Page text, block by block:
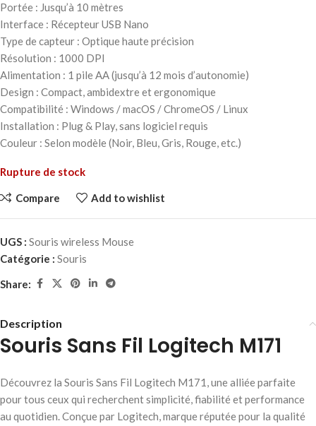
Portée : Jusqu’à 10 mètres
Interface : Récepteur USB Nano
Type de capteur : Optique haute précision
Résolution : 1000 DPI
Alimentation : 1 pile AA (jusqu’à 12 mois d’autonomie)
Design : Compact, ambidextre et ergonomique
Compatibilité : Windows / macOS / ChromeOS / Linux
Installation : Plug & Play, sans logiciel requis
Couleur : Selon modèle (Noir, Bleu, Gris, Rouge, etc.)
Rupture de stock
Compare Add to wishlist
UGS : Souris wireless Mouse
Catégorie : Souris
Share:
Description
Souris Sans Fil Logitech M171
Découvrez la Souris Sans Fil Logitech M171, une alliée parfaite
pour tous ceux qui recherchent simplicité, fiabilité et performance
au quotidien. Conçue par Logitech, marque réputée pour la qualité